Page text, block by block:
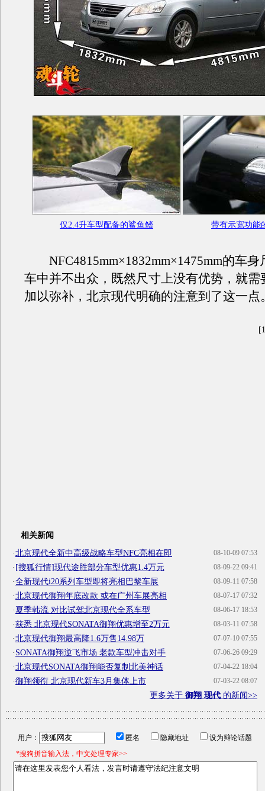
仅2.4升车型配备的鲨鱼鳍 带有示宽功能
NFC4815mm×1832mm×1475mm的车身
车中并不出众，既然尺寸上没有优势，就需
加以弥补，北京现代明确的注意到了这一点
相关新闻
08-10-09 07:53
·北京现代全新中高级战略车型NFC亮相在即
08-09-22 09:41
·[搜狐行情]现代途胜部分车型优惠1.4万元
08-09-11 07:58
·全新现代i20系列车型即将亮相巴黎车展
08-07-17 07:32
·北京现代御翔年底改款 或在广州车展亮相
08-06-17 18:53
·夏季韩流 对比试驾北京现代全系车型
08-03-11 07:58
·获悉 北京现代SONATA御翔优惠增至2万元
07-07-10 07:55
·北京现代御翔最高降1.6万售14.98万
07-06-26 09:29
·SONATA御翔逆飞市场 老款车型冲击对手
07-04-22 18:04
·北京现代SONATA御翔能否复制北美神话
07-03-22 08:07
·御翔领衔 北京现代新车3月集体上市
更多关于 御翔 现代 的新闻>>
用户： 匿名 隐藏地址
设为辩论话题
*搜狗拼音输入法，中文处理专家>>